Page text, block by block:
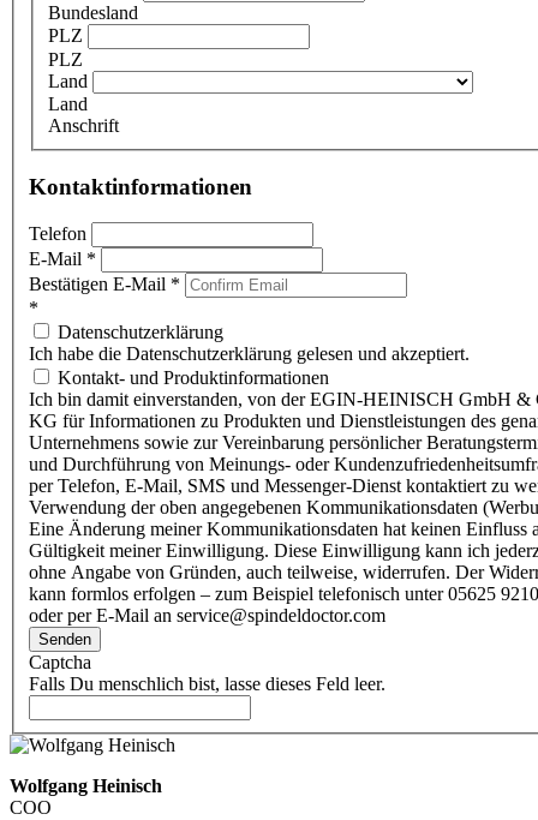
Bundesland
PLZ
PLZ
Land
Land
Anschrift
Kontaktinformationen
Telefon
E-Mail *
Bestätigen E-Mail *
*
Datenschutzerklärung
Ich habe die Datenschutzerklärung gelesen und akzeptiert.
Kontakt- und Produktinformationen
Ich bin damit einverstanden, von der EGIN-HEINISCH GmbH &
KG für Informationen zu Produkten und Dienstleistungen des
Unternehmens sowie zur Vereinbarung persönlicher
und Durchführung von Meinungs- oder
per Telefon, E-Mail, SMS und Messenger-Dienst kontaktiert zu
Verwendung der oben angegebenen Kommunikationsdaten
Eine Änderung meiner Kommunikationsdaten hat keinen Einfluss
Gültigkeit meiner Einwilligung. Diese Einwilligung kann ich
ohne Angabe von Gründen, auch teilweise, widerrufen. Der
kann formlos erfolgen – zum Beispiel telefonisch unter 05625
oder per E-Mail an service@spindeldoctor.com
Senden
Captcha
Falls Du menschlich bist, lasse dieses Feld leer.
Wolfgang Heinisch
COO